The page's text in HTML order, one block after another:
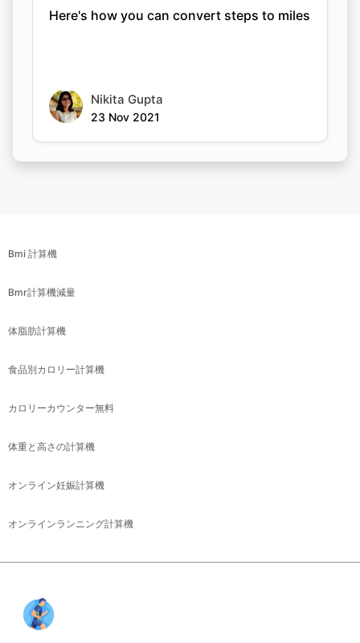
Here's how you can convert steps to miles
Nikita Gupta
23 Nov 2021
Bmi 計算機
Bmr計算機減量
体脂肪計算機
食品別カロリー計算機
カロリーカウンター無料
体重と高さの計算機
オンライン妊娠計算機
オンラインランニング計算機